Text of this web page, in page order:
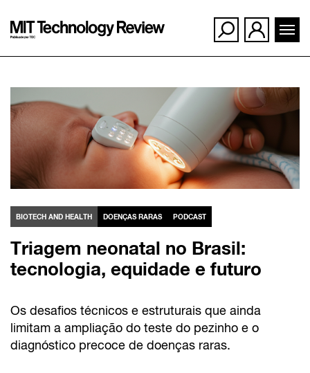
para
conteúdo
BIOTECH AND HEALTH DOENÇAS RARAS PODCAST
Triagem neonatal no Brasil:
tecnologia, equidade e futuro
Os desafios técnicos e estruturais que ainda
limitam a ampliação do teste do pezinho e o
diagnóstico precoce de doenças raras.